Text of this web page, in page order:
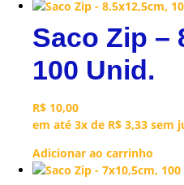
Saco Zip –
100 Unid.
R$ 10,00
em até 3x de R$ 3,33 sem
Adicionar ao carrinho